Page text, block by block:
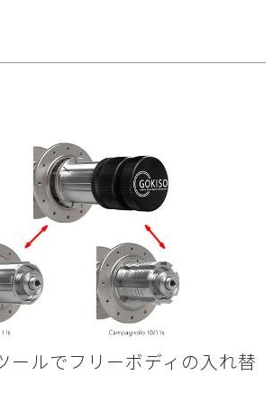
ールでフリーボディの入れ替